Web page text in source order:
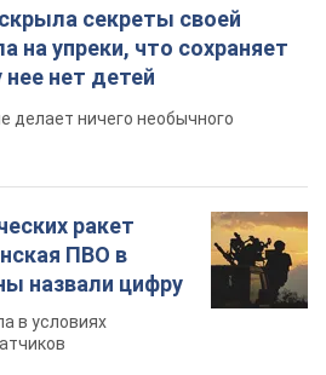
секреты своей
на упреки, что сохраняет
нет детей
делает ничего необычного
ракет
ПВО в
назвали цифру
в условиях